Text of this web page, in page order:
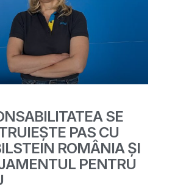
SE
PAS CU
ROMÂNIA ȘI
PENTRU